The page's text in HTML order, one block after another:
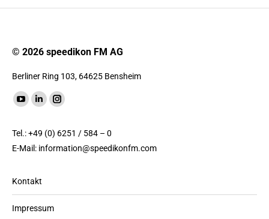
© 2026 speedikon FM AG
Berliner Ring 103, 64625 Bensheim
Finde uns auf:
YouTube
wird
in
neuen
geöffnet
LinkedIn
wird
in
neuen
Instagram
wird
in
Tel.: +49 (0) 6251 / 584 – 0
E-Mail: information@speedikonfm.com
Kontakt
Impressum